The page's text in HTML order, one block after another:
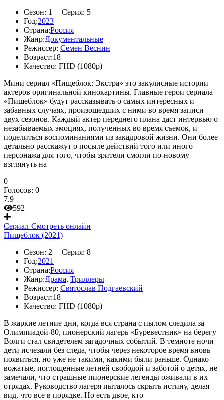
Сезон: 1 | Серия: 5
Год:2023
Страна:Россия
Жанр:Документальные
Режиссер: Семен Веснин
Возраст:18+
Качество: FHD (1080p)
Мини сериал «Пищеблок: Экстра» это закулисные истории
актеров оригинальной кинокартины. Главные герои сериала
«Пищеблок» будут рассказывать о самых интересных и
забавных случаях, произошедших с ними во время записи
двух сезонов. Каждый актер переднего плана даст интервью о
незабываемых эмоциях, полученных во время съемок, и
поделиться воспоминаниями из закадровой жизни. Они более
детально расскажут о посыле действий того или иного
персонажа для того, чтобы зрители смогли по-новому
взглянуть на
0
Голосов: 0
7.9
592
Сериал Смотреть онлайн
Пищеблок (2021)
Сезон: 2 | Серия: 8
Год:2021
Страна:Россия
Жанр:Драма, Триллеры
Режиссер: Святослав Подгаевский
Возраст:18+
Качество: FHD (1080p)
В жаркие летние дни, когда вся страна с пылом следила за
Олимпиадой-80, пионерский лагерь «Буревестник» на берегу
Волги стал свидетелем загадочных событий. В темноте ночи
дети исчезали без следа, чтобы через некоторое время вновь
появиться, но уже не такими, какими были раньше. Однако
вожатые, поглощенные летней свободой и заботой о детях, не
замечали, что страшные пионерские легенды оживали в их
отрядах. Руководство лагеря пыталось скрыть истину, делая
вид, что все в порядке. Но есть двое, кто